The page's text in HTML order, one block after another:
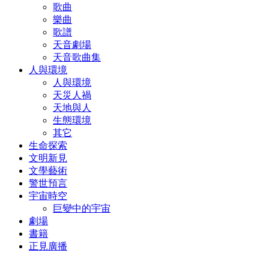
歌曲
樂曲
歌譜
天音劇場
天音歌曲集
人與環境
人與環境
天災人禍
天地與人
生態環境
其它
生命探索
文明新見
文學藝術
警世預言
宇宙時空
巨變中的宇宙
劇場
書籍
正見廣播